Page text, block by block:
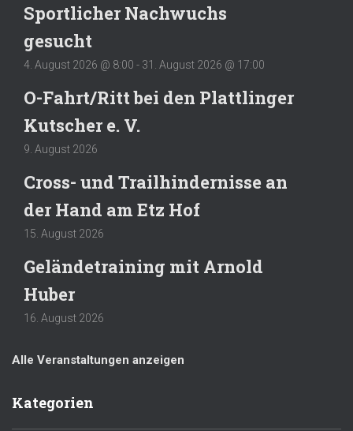
Sportlicher Nachwuchs
gesucht
4. August 2026 @ 8:00 - 31. August 2026 @ 17:00
O-Fahrt/Ritt bei den Plattlinger
Kutscher e. V.
9. August 2026
Cross- und Trailhindernisse an
der Hand am Etz Hof
15. August 2026
Geländetraining mit Arnold
Huber
16. August 2026
Alle Veranstaltungen anzeigen
Kategorien